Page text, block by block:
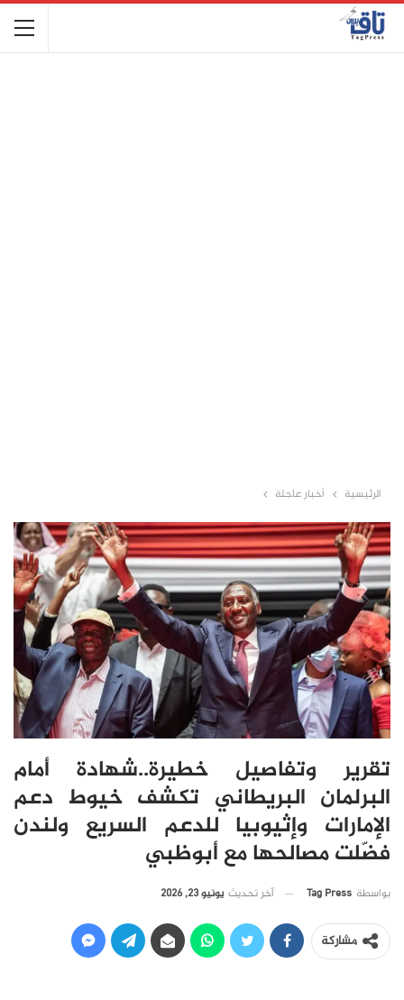
الرئيسية أخبار عاجلة
تقرير وتفاصيل خطيرة..شهادة أمام
البرلمان البريطاني تكشف خيوط دعم
الإمارات وإثيوبيا للدعم السريع ولندن
فضّلت مصالحها مع أبوظبي
بواسطة Tag Press آخر تحديث يونيو 23, 2026
مشاركة